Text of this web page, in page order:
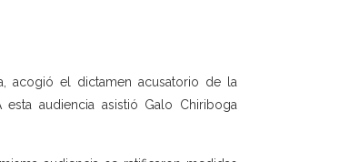
acogió el dictamen acusatorio de la
audiencia asistió Galo Chiriboga